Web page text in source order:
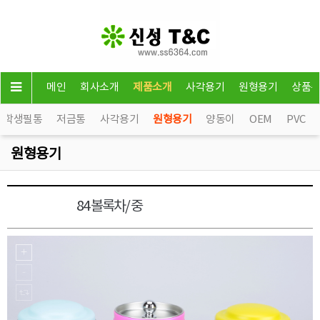
메인 회사소개 제품소개 사각용기 원형용기 상품
학생필통 저금통 사각용기 원형용기 양동이 OEM PVC
원형용기
84 볼록차/ 중